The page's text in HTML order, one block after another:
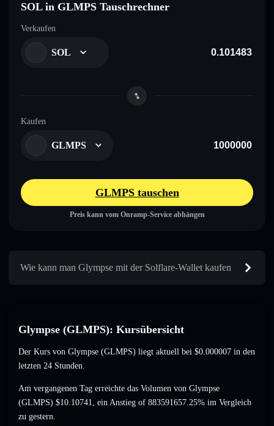
SOL in GLMPS Tauschrechner
Verkaufen
SOL
Kaufen
GLMPS
GLMPS tauschen
Preis kann vom Onramp-Service abhängen
Wie kann man Glympse mit der Solflare-Wallet kaufen
Glympse (GLMPS): Kursübersicht
Der Kurs von Glympse (GLMPS) liegt aktuell bei $0.000007 in den
letzten 24 Stunden.
Am vergangenen Tag erreichte das Volumen von Glympse
(GLMPS) $10.10741, ein Anstieg of 883591657.25% im Vergleich
zu gestern.